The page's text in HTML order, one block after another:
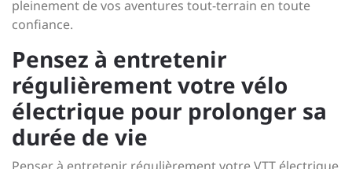
pleinement de vos aventures tout-terrain en toute
confiance.
Pensez à entretenir
régulièrement votre vélo
électrique pour prolonger sa
durée de vie